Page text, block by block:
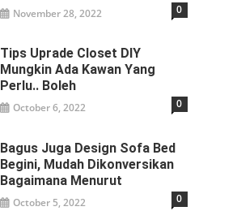
November 28, 2022 0
Tips Uprade Closet DIY
Mungkin Ada Kawan Yang
Perlu.. Boleh
October 6, 2022 0
Bagus Juga Design Sofa Bed
Begini, Mudah Dikonversikan
Bagaimana Menurut
October 5, 2022 0